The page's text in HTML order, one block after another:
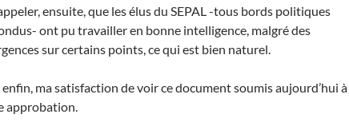
ensuite, que les élus du SEPAL -tous bords politiques
ont pu travailler en bonne intelligence, malgré des
sur certains points, ce qui est bien naturel.
enfin, ma satisfaction de voir ce document soumis aujourd’hui à
approbation.